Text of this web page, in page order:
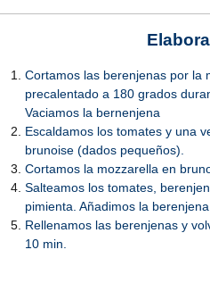
Cortamos las berenjenas por la
precalentado a 180 grados
Vaciamos la bernenjena
Escaldamos los tomates y una
brunoise (dados pequeños).
Cortamos la mozzarella en
Salteamos los tomates,
pimienta. Añadimos la
Rellenamos las berenjenas y
10 min.